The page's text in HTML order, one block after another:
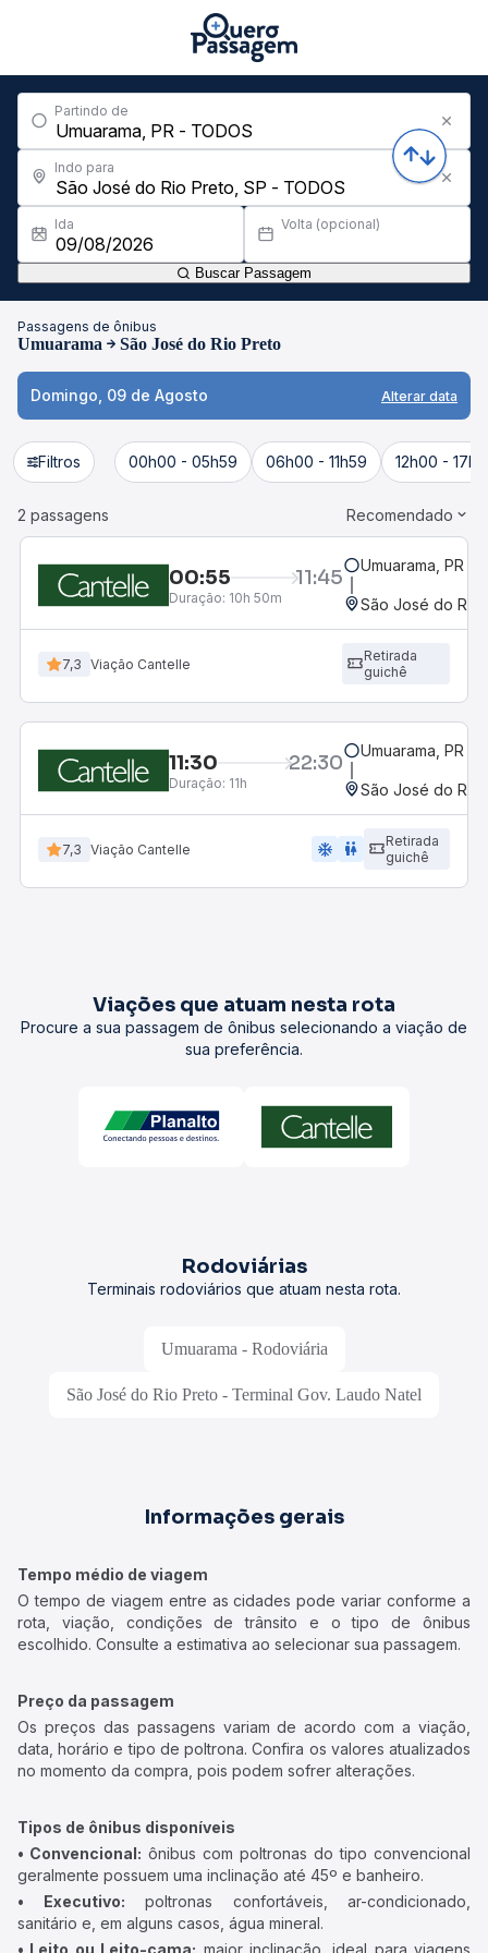
Partindo de
Indo para
Ida Volta (opcional)
Buscar Passagem
Passagens de ônibus
Umuarama São José do Rio Preto
Domingo, 09 de Agosto Alterar data
Filtros 00h00 - 05h59 06h00 - 11h59 12h00 -
2 passagens Recomendado
00:55 11:45
Duração: 10h 50m
Umuarama, PR
São José do Rio
7,3 Viação Cantelle
Retirada
guichê
11:30 22:30
Duração: 11h
Umuarama, PR
São José do Rio
7,3 Viação Cantelle ac_unit wc
Retirada
guichê
Viações que atuam nesta rota
Procure a sua passagem de ônibus selecionando a viação de
sua preferência.
Rodoviárias
Terminais rodoviários que atuam nesta rota.
Umuarama - Rodoviária
São José do Rio Preto - Terminal Gov. Laudo Natel
Informações gerais
Tempo médio de viagem
O tempo de viagem entre as cidades pode variar conforme a
rota, viação, condições de trânsito e o tipo de ônibus
escolhido. Consulte a estimativa ao selecionar sua passagem.
Preço da passagem
Os preços das passagens variam de acordo com a viação,
data, horário e tipo de poltrona. Confira os valores atualizados
no momento da compra, pois podem sofrer alterações.
Tipos de ônibus disponíveis
• Convencional: ônibus com poltronas do tipo convencional
geralmente possuem uma inclinação até 45º e banheiro.
• Executivo: poltronas confortáveis, ar-condicionado,
sanitário e, em alguns casos, água mineral.
• Leito ou Leito-cama: maior inclinação, ideal para viagens